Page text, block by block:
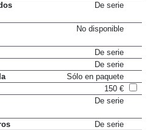
De serie
No disponible
De serie
De serie
Sólo en paquete
150 €
De serie
De serie